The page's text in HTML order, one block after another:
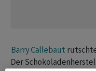
Barry Callebaut
Der